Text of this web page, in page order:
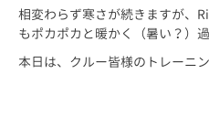
相変わらず寒さが続きますが、
もポカポカと暖かく（暑い？）
本日は、クルー皆様のトレーニ